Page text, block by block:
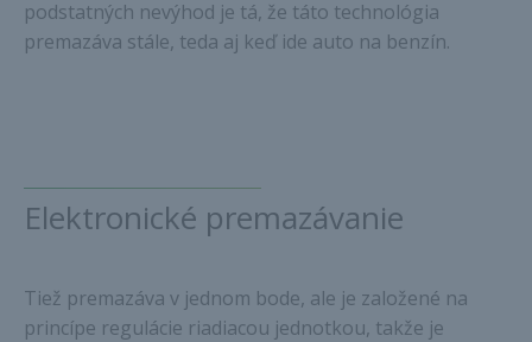
podstatných nevýhod je tá, že táto technológia
premazáva stále, teda aj keď ide auto na benzín.
Elektronické premazávanie
Tiež premazáva v jednom bode, ale je založené na
princípe regulácie riadiacou jednotkou, takže je